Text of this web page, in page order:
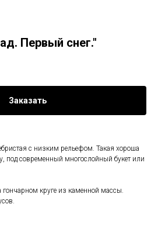
Первый снег."
Заказать
с низким рельефом. Такая хороша
под современный многослойный букет или
круге из каменной массы.